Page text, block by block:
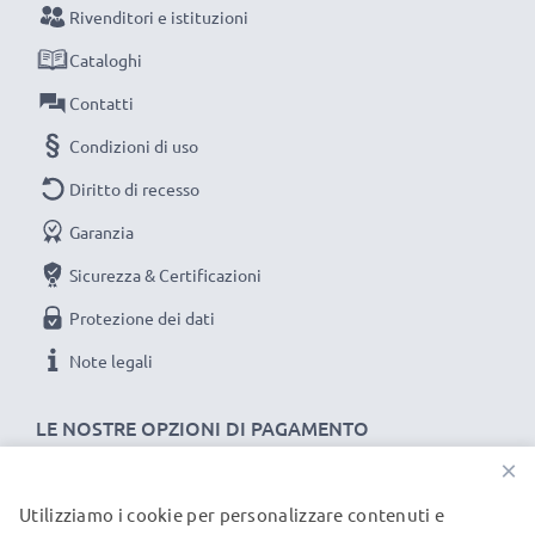
Scegli CELLONIC, scegli la lunga durata, non fare
compromessi sulla qualità: ordina ora!
LE NOSTRE OPZIONI DI PAGAMENTO
Rivenditori e istituzioni
Cataloghi
Contatti
Condizioni di uso
Diritto di recesso
Garanzia
Sicurezza & Certificazioni
Protezione dei dati
Note legali
I NOSTRI PARTNER DI SPEDIZIONE
×
Utilizziamo i cookie per personalizzare contenuti e